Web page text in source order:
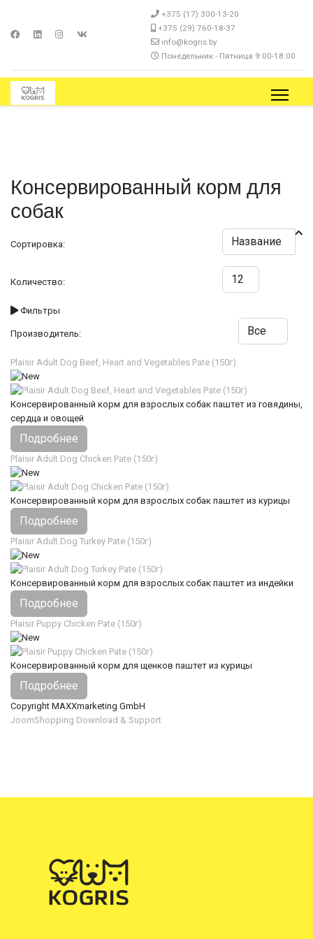
+375 (17) 300-13-20
+375 (29) 760-18-37
info@kogris.by
Понедельник - Пятница 9:00-18:00
Консервированный корм для
собак
Сортировка:
Количество:
Фильтры
Производитель:
Plaisir Adult Dog Beef, Heart and Vegetables Pate (150г)
Консервированный корм для взрослых собак паштет из говядины,
сердца и овощей
Подробнее
Plaisir Adult Dog Chicken Pate (150г)
Консервированный корм для взрослых собак паштет из курицы
Подробнее
Plaisir Adult Dog Turkey Pate (150г)
Консервированный корм для взрослых собак паштет из индейки
Подробнее
Plaisir Puppy Chicken Pate (150г)
Консервированный корм для щенков паштет из курицы
Подробнее
Copyright MAXXmarketing GmbH
JoomShopping Download & Support